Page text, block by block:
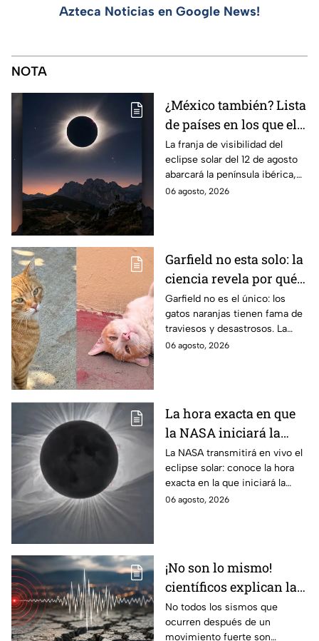
Azteca Noticias en Google News!
NOTA
¿México también? Lista
de países en los que el
12 de agosto se verá el
eclipse solar total y en
los que será parcial
La franja de visibilidad del
eclipse solar del 12 de agosto
abarcará la península ibérica,
por lo que solo podrá
06 agosto, 2026
Garfield no esta solo: la
ciencia revela por qué
los gatos naranjas
tienen tanta fama de
hacer "desastres"
Garfield no es el único: los
gatos naranjas tienen fama de
traviesos y desastrosos. La
ciencia explica qué hay detrás
06 agosto, 2026
La hora exacta en que
la NASA iniciará la
transmisión en vivo
del eclipse solar
La NASA transmitirá en vivo el
eclipse solar: conoce la hora
exacta en la que iniciará la
cobertura para no perderte de
06 agosto, 2026
¡No son lo mismo!
científicos explican las
diferencias entre
enjambre sísmico y
No todos los sismos que
ocurren después de un
movimiento fuerte son